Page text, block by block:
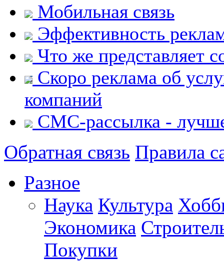
Мобильная связь
Эффективность
Что же представляет
Скоро реклама об
компаний
СМС-рассылка -
Обратная связь Правила
Разное
Наука Культура
Экономика
Покупки